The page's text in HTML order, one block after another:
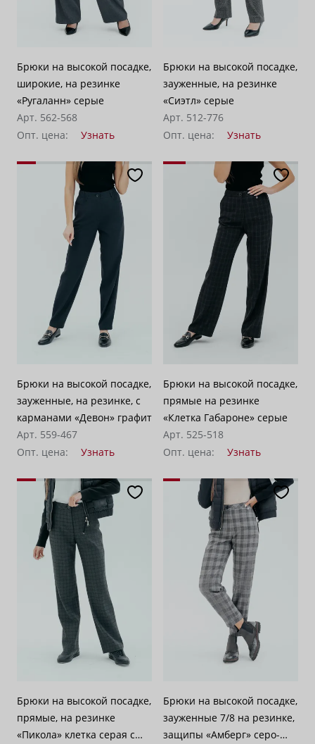
Брюки на высокой посадке,
широкие, на резинке
«Ругаланн» серые
Арт. 562-568
Опт. цена:
Узнать
Брюки на высокой посадке,
зауженные, на резинке
«Сиэтл» серые
Арт. 512-776
Опт. цена:
Узнать
Брюки на высокой посадке,
зауженные, на резинке, с
карманами «Девон» графит
Арт. 559-467
Опт. цена:
Узнать
Брюки на высокой посадке,
прямые на резинке
«Клетка Габароне» серые
Арт. 525-518
Опт. цена:
Узнать
Брюки на высокой посадке,
прямые, на резинке
«Пикола» клетка серая с
Брюки на высокой посадке,
зауженные 7/8 на резинке,
защипы «Амберг» серо-